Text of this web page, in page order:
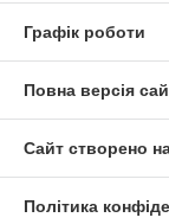
Графік роботи
Повна версія
Сайт створено
Політика